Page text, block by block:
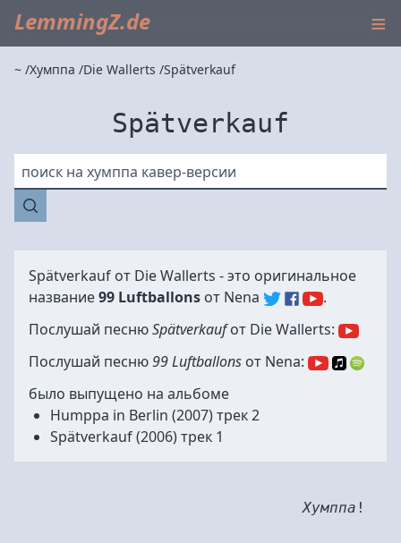
LemmingZ.de ≡
~ Хумппа Die Wallerts Spätverkauf
Spätverkauf
поиск на хумппа кавер-версии
Spätverkauf от Die Wallerts - это оригинальное
название99 Luftballons от Nena
.
Послушай песнюSpätverkaufот Die Wallerts:
Послушай песню99 Luftballons от Nena:
было выпущено на альбоме
Humppa in Berlin (2007) трек 2
Spätverkauf(2006) трек 1
Хумппа !